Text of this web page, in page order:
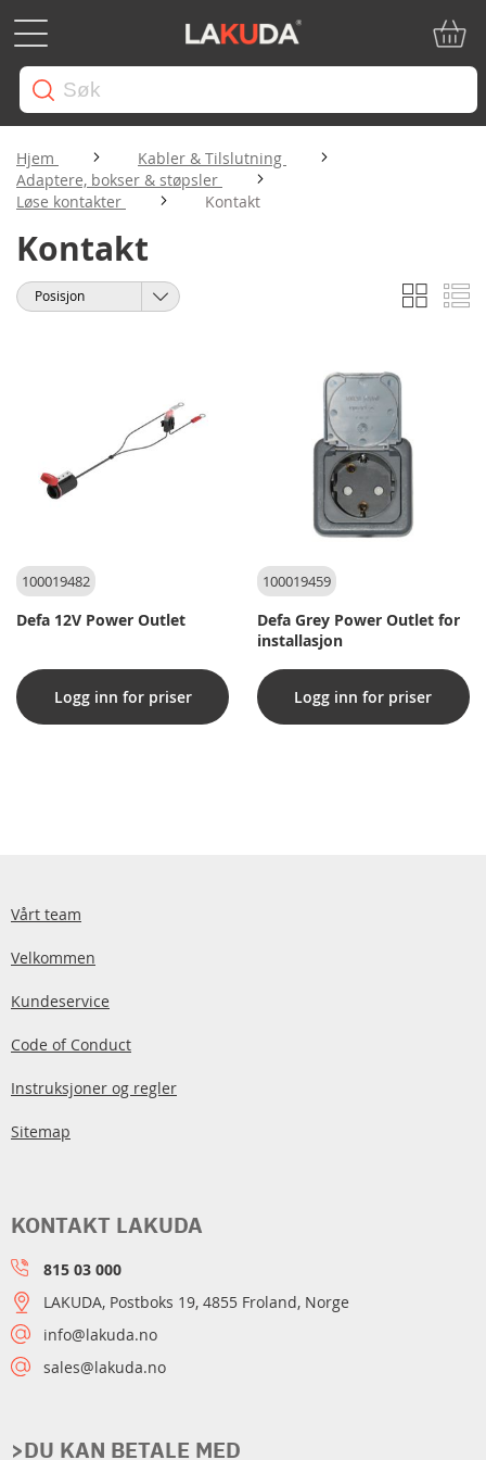
Hjem
Kabler & Tilslutning
Adaptere, bokser & støpsler
Løse kontakter
Kontakt
Kontakt
Vise
som
Sorter
100019482
Defa 12V Power Outlet
Logg inn for priser
100019459
Defa Grey Power Outlet for
installasjon
Logg inn for priser
Vårt team
Velkommen
Kundeservice
Code of Conduct
Instruksjoner og regler
Sitemap
>DU KAN BETALE MED
KONTAKT LAKUDA
815 03 000
LAKUDA, Postboks 19, 4855 Froland, Norge
info@lakuda.no
sales@lakuda.no